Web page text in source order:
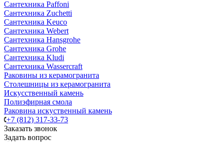
Сантехника Paffoni
Сантехника Zuchetti
Сантехника Keuco
Сантехника Webert
Сантехника Hansgrohe
Сантехника Grohe
Сантехника Kludi
Сантехника Wassercraft
Раковины из керамогранита
Столешницы из керамогранита
Искусственный камень
Полиэфирная смола
Раковина искуственный камень
+7 (812) 317-33-73
Заказать звонок
Задать вопрос